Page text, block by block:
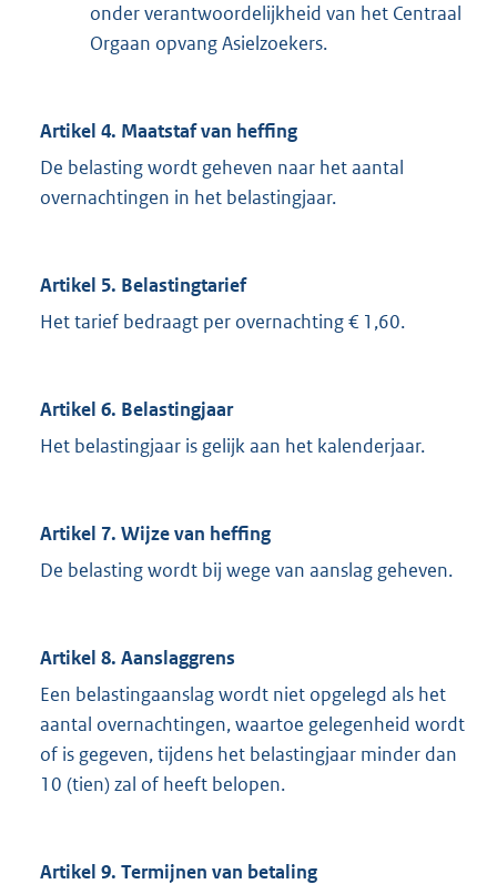
onder verantwoordelijkheid van het Centraal
Orgaan opvang Asielzoekers.
Artikel 4. Maatstaf van heffing
De belasting wordt geheven naar het aantal
overnachtingen in het belastingjaar.
Artikel 5. Belastingtarief
Het tarief bedraagt per overnachting € 1,60.
Artikel 6. Belastingjaar
Het belastingjaar is gelijk aan het kalenderjaar.
Artikel 7. Wijze van heffing
De belasting wordt bij wege van aanslag geheven.
Artikel 8. Aanslaggrens
Een belastingaanslag wordt niet opgelegd als het
aantal overnachtingen, waartoe gelegenheid wordt
of is gegeven, tijdens het belastingjaar minder dan
10 (tien) zal of heeft belopen.
Artikel 9. Termijnen van betaling